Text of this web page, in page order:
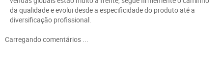
da qualidade e evolui desde a especificidade do produto até a
diversificação profissional.
Carregando comentários ...